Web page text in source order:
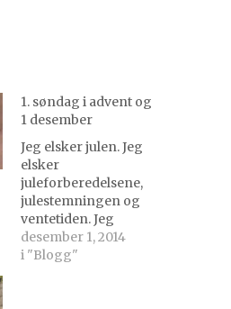
1. søndag i advent og
1 desember
Jeg elsker julen. Jeg
elsker
juleforberedelsene,
julestemningen og
ventetiden. Jeg
elsker tradisjonene
og minnene, og
desember 1, 2014
i "Blogg"